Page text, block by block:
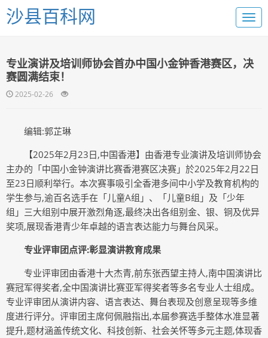
沙县百科网
专业演讲及培训师协会首办中国小金钟香港赛区，决
赛圆满结束！
2025-02-26
编辑:郭芷琳
【2025年2月23日,中国香港】由香港专业演讲及培训师协会
主办的「中国小金钟演讲比赛香港赛区决赛」於2025年2月22日
至23日顺利举行。本次赛事吸引全香港多间中小学及教育机构的
学生参与,逾百名选手在「儿童A组」、「儿童B组」及「少年
组」三大组别中展开激烈角逐,最终决出各组别金、银、铜及优异
奖项,展现香港青少年卓越的语言表达能力与舞台风采。
专业评审团点评:彰显演讲教育成果
专业评审团由香港十大杰青,前东张西望主持人,南中国演讲比
赛冠军得奖者,全中国演讲比赛亚军得奖者等多名专业人士组成。
专业评审团从演讲内容、语言表达、舞台表现及创意呈现等多维
度进行评分。评审团主席何佩融指出,本届参赛选手整体水准显著
提升,题材涵盖传统文化、科技创新、社会关怀等多元主题,体现香